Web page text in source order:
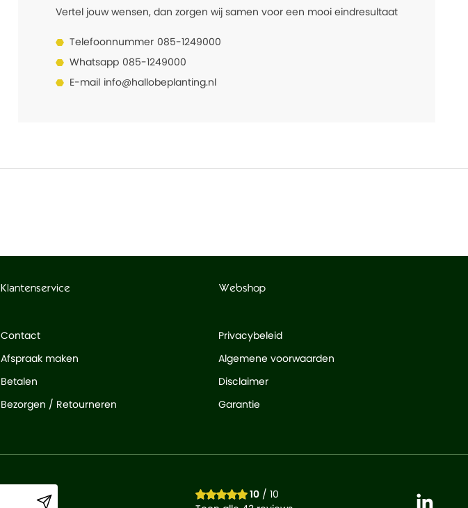
Vertel jouw wensen, dan zorgen wij samen voor een mooi eindresultaat
Telefoonnummer 085-1249000
Whatsapp 085-1249000
E-mail info@hallobeplanting.nl
Klantenservice
Contact
Afspraak maken
Betalen
Bezorgen / Retourneren
Webshop
Privacybeleid
Algemene voorwaarden
Disclaimer
Garantie
10/ 10